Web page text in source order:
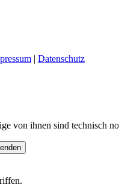
| Datenschutz
von ihnen sind technisch